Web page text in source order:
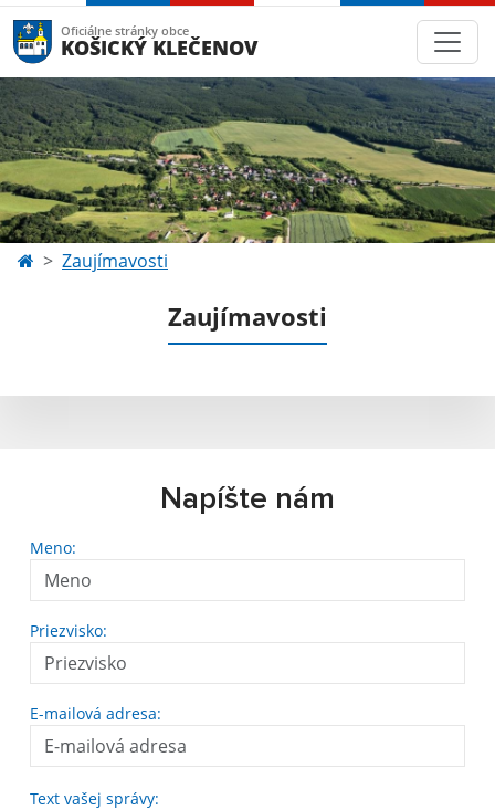
Oficiálne stránky obce
KOŠICKÝ KLEČENOV
Zaujímavosti
Zaujímavosti
Napíšte nám
Meno:
Priezvisko:
E-mailová adresa:
Text vašej správy: